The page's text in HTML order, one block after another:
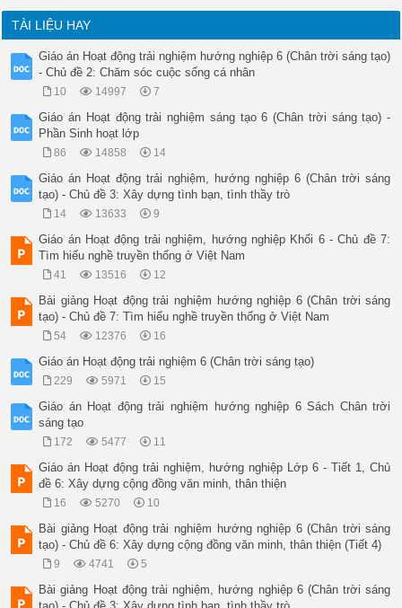
TÀI LIỆU HAY
Giáo án Hoạt động trải nghiệm hướng nghiệp 6 (Chân trời sáng tạo)
- Chủ đề 2: Chăm sóc cuộc sống cá nhân
10 14997 7
Giáo án Hoạt động trải nghiệm sáng tạo 6 (Chân trời sáng tạo) -
Phần Sinh hoạt lớp
86 14858 14
Giáo án Hoạt động trải nghiệm, hướng nghiệp 6 (Chân trời sáng
tạo) - Chủ đề 3: Xây dựng tình bạn, tình thầy trò
14 13633 9
Giáo án Hoạt động trải nghiệm, hướng nghiệp Khối 6 - Chủ đề 7:
Tìm hiểu nghề truyền thống ở Việt Nam
41 13516 12
Bài giảng Hoạt động trải nghiệm hướng nghiệp 6 (Chân trời sáng
tạo) - Chủ đề 7: Tìm hiểu nghề truyền thống ở Việt Nam
54 12376 16
Giáo án Hoạt động trải nghiệm 6 (Chân trời sáng tạo)
229 5971 15
Giáo án Hoạt động trải nghiệm hướng nghiệp 6 Sách Chân trời
sáng tạo
172 5477 11
Giáo án Hoạt động trải nghiệm, hướng nghiệp Lớp 6 - Tiết 1, Chủ
đề 6: Xây dựng cộng đồng văn minh, thân thiện
16 5270 10
Bài giảng Hoạt động trải nghiệm hướng nghiệp 6 (Chân trời sáng
tạo) - Chủ đề 6: Xây dựng cộng đồng văn minh, thân thiện (Tiết 4)
9 4741 5
Bài giảng Hoạt động trải nghiệm, hướng nghiệp 6 (Chân trời sáng